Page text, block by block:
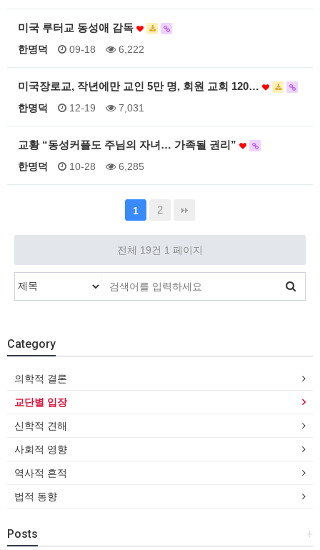
미국 루터교 동성애 감독
한명덕 09-18 6,222
미국장로교, 작년에만 교인 5만 명, 회원 교회 120…
한명덕 12-19 7,031
교황 “동성커플도 주님의 자녀… 가족될 권리”
한명덕 10-28 6,285
1 2
전체 19건 1 페이지
Category
의학적 결론
교단별 입장
신학적 견해
사회적 영향
역사적 흔적
법적 동향
+
Posts